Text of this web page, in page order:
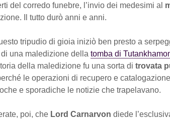
del corredo funebre, l’invio dei medesimi al
Il tutto durò anni e anni.
tripudio di gioia iniziò ben presto a
una maledizione della tomba di
della maledizione fu una sorta di trovata
le operazioni di recupero e
e sporadiche le notizie che trapelavano.
poi, che Lord Carnarvon diede